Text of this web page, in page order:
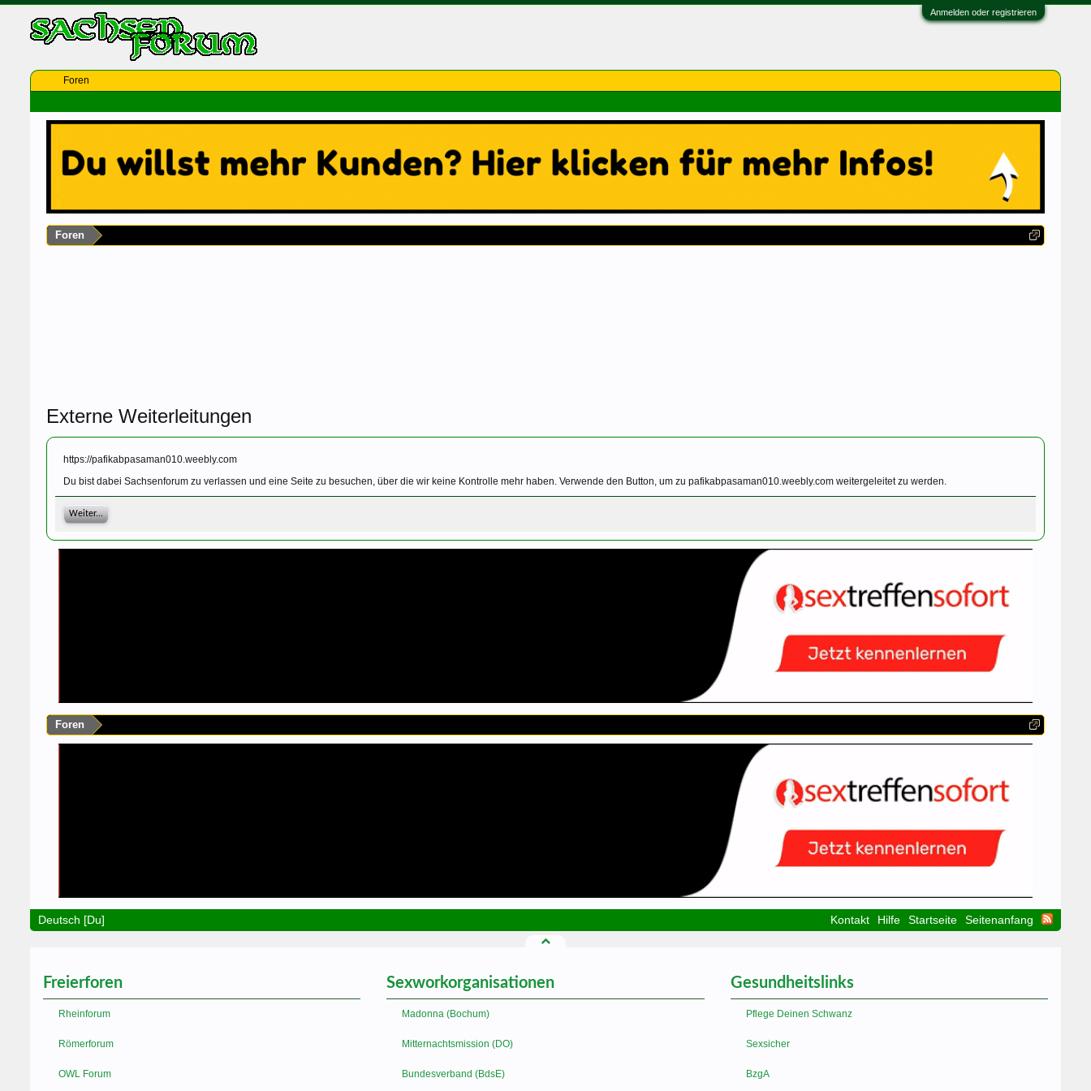
Anmelden oder registrieren
Foren
Externe Weiterleitungen
https://pafikabpasaman010.weebly.com
Du bist dabei Sachsenforum zu verlassen und eine Seite zu besuchen, über die wir keine Kontrolle mehr haben. Verwende den Button, um zu pafikabpasaman010.weebly.com weitergeleitet zu werden.
Weiter...
Foren
Foren
Deutsch [Du] Kontakt Hilfe Startseite Seitenanfang
Freierforen
Rheinforum
Römerforum
OWL Forum
Sexworkorganisationen
Madonna (Bochum)
Mitternachtsmission (DO)
Bundesverband (BdsE)
Gesundheitslinks
Pflege Deinen Schwanz
Sexsicher
BzgA